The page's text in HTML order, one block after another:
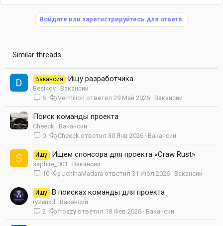
Войдите или зарегистрируйтесь для ответа.
Similar threads
Вакансия Ищу разработчика.
Besikov
Вакансии
6
Вакансии
29 Май 2026
Vermilion
Поиск команды проекта
Cheeck
Вакансии
0
Вакансии
30 Янв 2026
Cheeck
S Ищу Ищем спонсора для проекта «Craw Rust»
saphire_001
Вакансии
10
Вакансии
31 Июл 2026
UchihaMadara
Ищу В поисках команды для проекта
ryzenxd
Вакансии
2
Вакансии
18 Фев 2026
frozzy